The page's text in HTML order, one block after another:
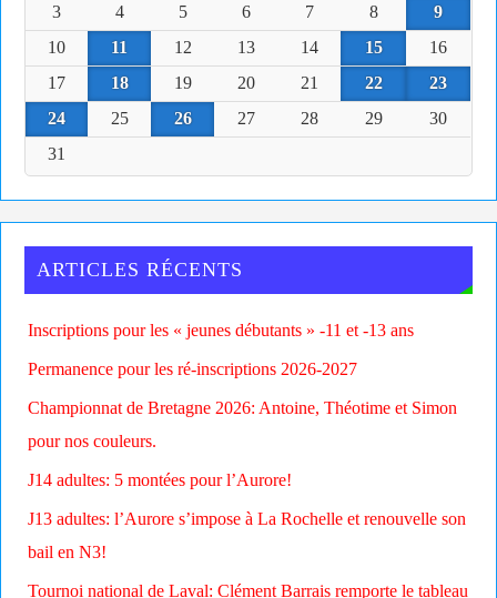
3
4 5 6 7 8
9
10
11 12 13 14 15
16
17
18 19 20 21 22
23
24
25 26 27 28 29
30
31
ARTICLES RÉCENTS
Inscriptions pour les « jeunes débutants » -11 et -13 ans
Permanence pour les ré-inscriptions 2026-2027
Championnat de Bretagne 2026: Antoine, Théotime et Simon
pour nos couleurs.
J14 adultes: 5 montées pour l’Aurore!
J13 adultes: l’Aurore s’impose à La Rochelle et renouvelle son
bail en N3!
Tournoi national de Laval: Clément Barrais remporte le tableau